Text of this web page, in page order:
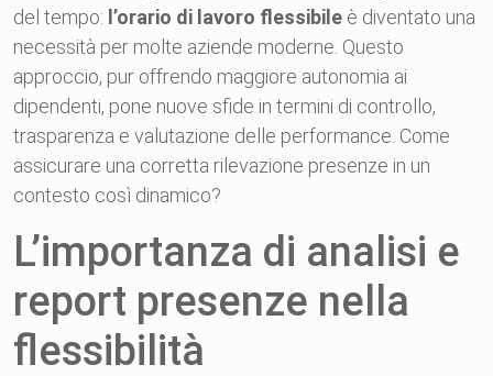
del tempo: l’orario di lavoro flessibile è diventato una
necessità per molte aziende moderne. Questo
approccio, pur offrendo maggiore autonomia ai
dipendenti, pone nuove sfide in termini di controllo,
trasparenza e valutazione delle performance. Come
assicurare una corretta rilevazione presenze in un
contesto così dinamico?
L’importanza di analisi e
report presenze nella
flessibilità